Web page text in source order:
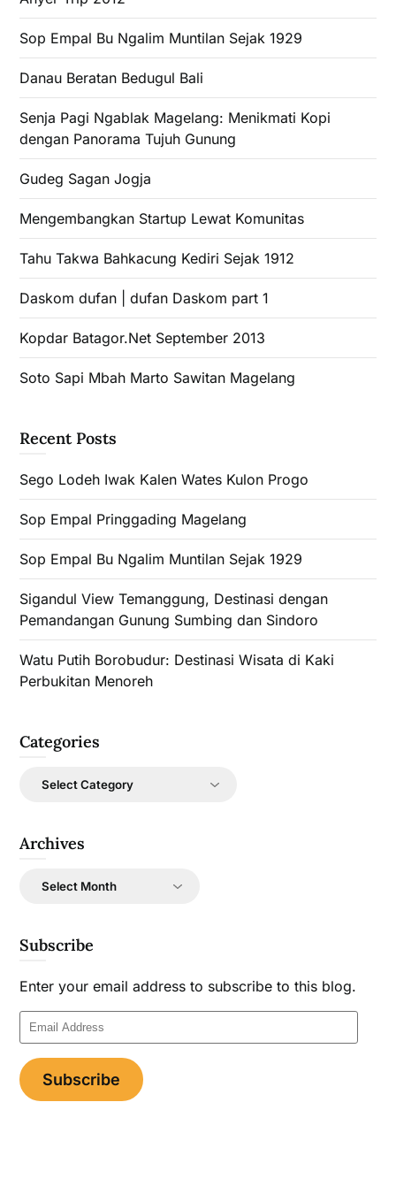
Sop Empal Bu Ngalim Muntilan Sejak 1929
Danau Beratan Bedugul Bali
Senja Pagi Ngablak Magelang: Menikmati Kopi
dengan Panorama Tujuh Gunung
Gudeg Sagan Jogja
Mengembangkan Startup Lewat Komunitas
Tahu Takwa Bahkacung Kediri Sejak 1912
Daskom dufan | dufan Daskom part 1
Kopdar Batagor.Net September 2013
Soto Sapi Mbah Marto Sawitan Magelang
Recent Posts
Sego Lodeh Iwak Kalen Wates Kulon Progo
Sop Empal Pringgading Magelang
Sop Empal Bu Ngalim Muntilan Sejak 1929
Sigandul View Temanggung, Destinasi dengan
Pemandangan Gunung Sumbing dan Sindoro
Watu Putih Borobudur: Destinasi Wisata di Kaki
Perbukitan Menoreh
Categories
Categories
Archives
Archives
Subscribe
Enter your email address to subscribe to this blog.
Email
Address
Subscribe